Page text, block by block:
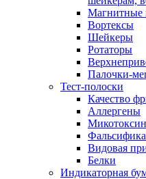
Магнитные
Вортексы
Шейкеры
Ротаторы
Палочки-
Тест-полоски
Качество
Аллергены
Видовая
Белки
Индикаторная